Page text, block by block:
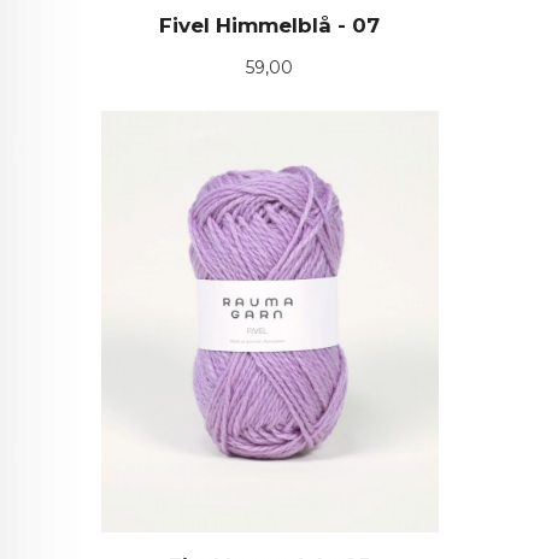
Fivel Himmelblå - 07
Pris
59,00